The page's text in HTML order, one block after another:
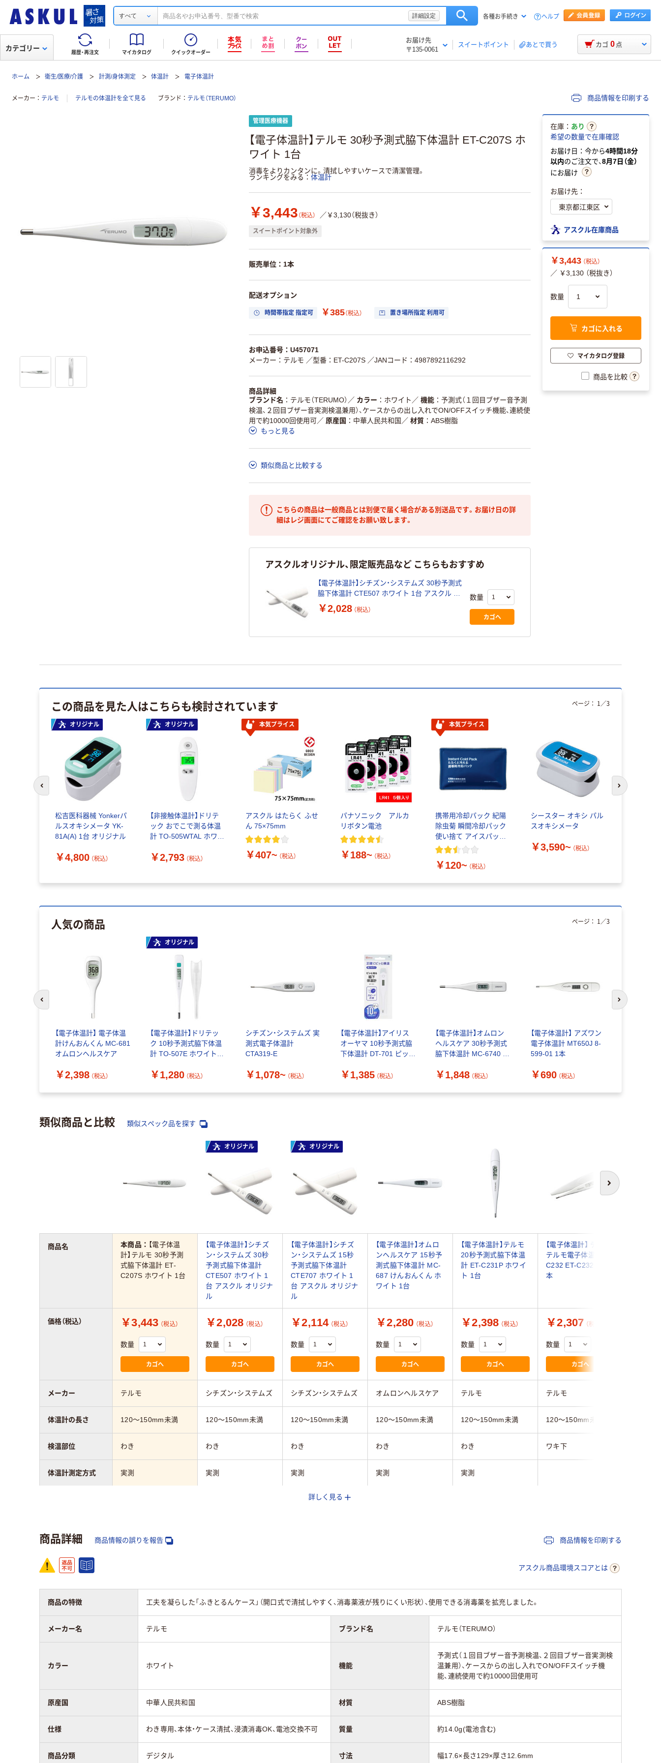
すべて 詳細設定 各種お手続き ヘルプ
履歴・再注文 マイカタログ クイックオーダー
お届け先
〒135-0061
スイートポイント あとで買う
カテゴリー カゴ 0 点
ホーム 衛生/医療/介護 計測/身体測定 体温計 電子体温計
メーカー テルモ テルモの体温計を全て見る ブランド テルモ（TERUMO） 商品情報を印刷する
管理医療機器
【電子体温計】テルモ 30秒予測式脇下体温計 ET-C207S ホ
ワイト 1台
消毒をよりカンタンに。清拭しやすいケースで清潔管理。
ランキングをみる
体温計
￥3,443 （税込） ／￥3,130（税抜き）
スイートポイント対象外
販売単位：1本
配送オプション
時間帯指定 指定可 ￥385（税込） 置き場所指定 利用可
お申込番号：U457071
メーカー：テルモ ／型番：ET-C207S ／JANコード：4987892116292
商品詳細
ブランド名
テルモ（TERUMO） ／ カラー ホワイト ／ 機能
予測式（１回目ブザー音予測
検温、２回目ブザー音実測検温兼用）、ケースからの出し入れでON/OFFスイッチ機能、連続使
用で約10000回使用可／ 原産国 中華人民共和国 ／ 材質
ABS樹脂
もっと見る
類似商品と比較する
こちらの商品は一般商品とは別便で届く場合がある別送品です。お届け日の詳
細はレジ画面にてご確認をお願い致します。
アスクルオリジナル、限定販売品など こちらもおすすめ
【電子体温計】シチズン・システムズ 30秒予測式
脇下体温計 CTE507 ホワイト 1台 アスクル オ
リジナル
￥2,028 （税込）
数量
カゴへ
在庫： あり
希望の数量で在庫確認
お届け日：今から4時間18分
以内のご注文で、8月7日（金）
にお届け
お届け先：
アスクル在庫商品
￥3,443 （税込）
／ ￥3,130 （税抜き）
数量
カゴに入れる
マイカタログ登録
商品を比較
この商品を見た人はこちらも検討されています
オリジナル
松吉医科器械 Yonkerパ
ルスオキシメータ YK-
81A(A) 1台 オリジナル
￥4,800 （税込）
オリジナル
【非接触体温計】ドリテ
ック おでこで測る体温
計 TO-505WTAL ホワイ
ナル
￥2,793 （税込）
本気プライス
アスクル はたらく ふせ
ん 75×75mm
￥407~ （税込）
パナソニック アルカ
リボタン電池
￥188~ （税込）
本気プライス
携帯用冷却パック 紀陽
除虫菊 瞬間冷却パック
使い捨て アイスパック
冷却材
￥120~ （税込）
シースター オキシ パル
スオキシメータ
￥3,590~ （税込）
ページ： 1 ／3
前のスライドへ 次のスライド
人気の商品
【電子体温計】 電子体温
計けんおんくん MC-681
オムロンヘルスケア
￥2,398 （税込）
オリジナル
【電子体温計】ドリテッ
ク 10秒予測式脇下体温
計 TO-507E ホワイト 1
￥1,280 （税込）
シチズン・システムズ 実
測式電子体温計
CTA319-E
￥1,078~ （税込）
【電子体温計】アイリス
オーヤマ 10秒予測式脇
下体温計 DT-701 ピッと
イト 1台
￥1,385 （税込）
【電子体温計】オムロン
ヘルスケア 30秒予測式
脇下体温計 MC-6740 ホ
￥1,848 （税込）
【電子体温計】 アズワン
電子体温計 MT650J 8-
599-01 1本
￥690 （税込）
ページ： 1 ／3
次のスライド
類似商品と比較 類似スペック品を探す
次へ
オリジナル オリジナル
本商品： 【電子体温
計】テルモ 30秒予測
式脇下体温計 ET-
C207S ホワイト 1台
【電子体温計】シチズ
ン・システムズ 30秒
予測式脇下体温計
CTE507 ホワイト 1
台 アスクル オリジナ
ル
【電子体温計】シチズ
ン・システムズ 15秒
予測式脇下体温計
CTE707 ホワイト 1
台 アスクル オリジナ
ル
【電子体温計】オムロ
ンヘルスケア 15秒予
測式脇下体温計 MC-
687 けんおんくん ホ
ワイト 1台
【電子体温計】テルモ
20秒予測式脇下体温
計 ET-C231P ホワイ
ト 1台
【電子体温計】 テルモ
テルモ電子体温計
C232 ET-C232P01 1
本
￥3,443 （税込）
数量
カゴへ
￥2,028 （税込）
数量
カゴへ
￥2,114 （税込）
数量
カゴへ
￥2,280 （税込）
数量
カゴへ
￥2,398 （税込）
数量
カゴへ
￥2,307 （税込）
数量
カゴへ
テルモ シチズン・システムズ シチズン・システムズ オムロンヘルスケア テルモ テルモ
120～150mm未満 120～150mm未満 120～150mm未満 120～150mm未満 120～150mm未満 120～150mm未満
わき わき わき わき わき ワキ下
実測 実測 実測 実測 実測
約15ｇ（電池含む）
商品名
価格（税込）
メーカー
体温計の長さ
検温部位
体温計測定方式
スコア
詳しく見る
商品詳細 商品情報の誤りを報告 商品情報を印刷する
アスクル商品環境スコアとは
商品の特徴 工夫を凝らした「ふきとるんケース」（開口式で清拭しやすく、消毒薬液が残りにくい形状）、使用できる消毒薬を拡充しました。
メーカー名 テルモ ブランド名 テルモ（TERUMO）
カラー ホワイト 機能
予測式（１回目ブザー音予測検温、２回目ブザー音実測検
温兼用）、ケースからの出し入れでON/OFFスイッチ機
能、連続使用で約10000回使用可
原産国 中華人民共和国 材質 ABS樹脂
仕様 わき専用、本体・ケース清拭、浸漬消毒OK、電池交換不可 質量 約14.0g(電池含む)
商品分類 デジタル 寸法 幅17.6×長さ129×厚さ12.6mm